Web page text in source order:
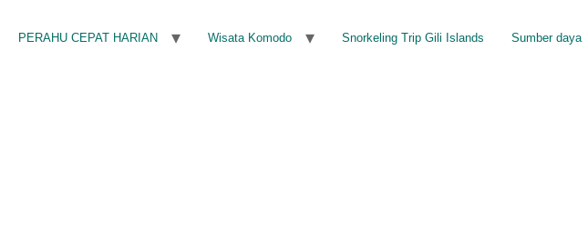
PERAHU CEPAT HARIAN Wisata Komodo Snorkeling Trip Gili Islands
Sumber daya